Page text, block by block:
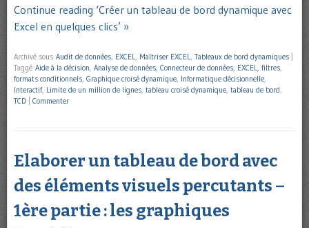
Continue reading ‘Créer un tableau de bord dynamique avec
Excel en quelques clics’ »
Archivé sous Audit de données EXCEL Maîtriser EXCEL Tableaux de bord dynamiques
Taggé Aide à la décision Analyse de données Connecteur de données EXCEL filtres
formats conditionnels Graphique croisé dynamique Informatique décisionnelle
Interactif, Limite de un million de lignes tableau croisé dynamique tableau de bord
TCD
Commenter
Elaborer un tableau de bord avec
des éléments visuels percutants –
1ère partie : les graphiques